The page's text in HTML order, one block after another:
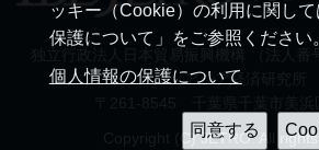
ッキー（Cookie）の利用に関し
保護について」をご参照ください
個人情報の保護についてアジア経済研究所
Copyright (C) JETRO. All